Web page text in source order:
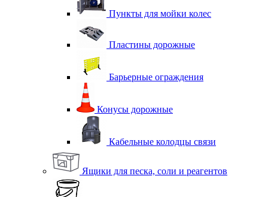
Пункты для мойки колес
Пластины дорожные
Барьерные ограждения
Конусы дорожные
Кабельные колодцы связи
Ящики для песка, соли и реагентов